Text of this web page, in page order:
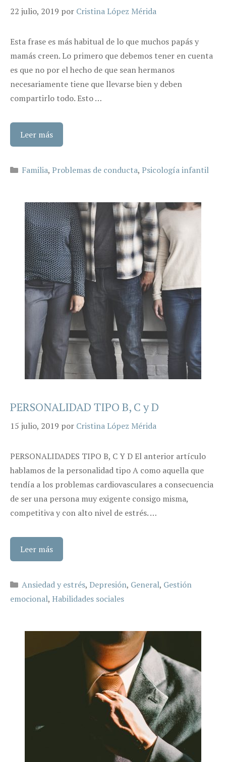
22 julio, 2019 por Cristina López Mérida
Esta frase es más habitual de lo que muchos papás y
mamás creen. Lo primero que debemos tener en cuenta
es que no por el hecho de que sean hermanos
necesariamente tiene que llevarse bien y deben
compartirlo todo. Esto …
Leer más
Categorías
Familia, Problemas de conducta, Psicología infantil
PERSONALIDAD TIPO B, C y D
15 julio, 2019 por Cristina López Mérida
PERSONALIDADES TIPO B, C Y D El anterior artículo
hablamos de la personalidad tipo A como aquella que
tendía a los problemas cardiovasculares a consecuencia
de ser una persona muy exigente consigo misma,
competitiva y con alto nivel de estrés. …
Leer más
Categorías
Ansiedad y estrés, Depresión, General, Gestión
emocional, Habilidades sociales